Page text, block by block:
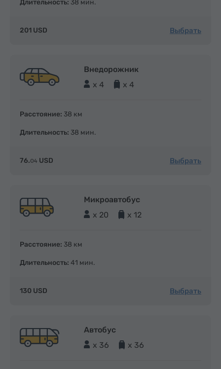
Длительность: 38 мин.
201 USD Выбрать
Внедорожник
x 4
x 4
Расстояние: 38 км
Длительность: 38 мин.
76.04 USD Выбрать
Микроавтобус
x 20
x 12
Расстояние: 38 км
Длительность: 41 мин.
130 USD Выбрать
Автобус
x 36
x 36